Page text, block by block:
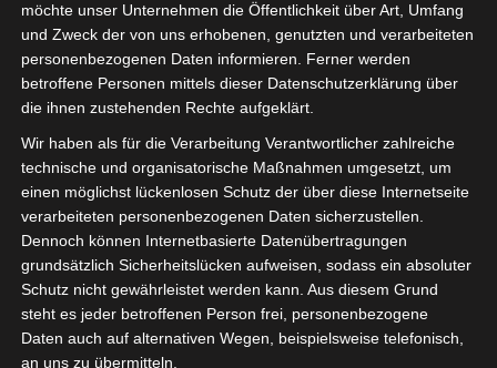
ist nicht gleich WLAN…“ ein. Unser Referent ist Herr Frank
Menne, Geschäftsführer der OctoGate IT Security
Systems GmbH.
Im Folgenden die Themen für das Webinar:
Was ist der DigitalPakt und welche
Voraussetzungen gibt es?
Sicheres WLAN mit integriertem Jugendschutz?
BYOD – Einbindung mobiler Endgeräte in den
Unterricht?
Der Vortrag dauert 30 Minuten. Anschließend haben Sie
ausreichend Zeit um Fragen zu stellen oder sich an
möchte unser Unternehmen die Öffentlichkeit über Art, Umfang
und Zweck der von uns erhobenen, genutzten und verarbeiteten
personenbezogenen Daten informieren. Ferner werden
betroffene Personen mittels dieser Datenschutzerklärung über
die ihnen zustehenden Rechte aufgeklärt.
Wir haben als für die Verarbeitung Verantwortlicher zahlreiche
technische und organisatorische Maßnahmen umgesetzt, um
einen möglichst lückenlosen Schutz der über diese Internetseite
verarbeiteten personenbezogenen Daten sicherzustellen.
Dennoch können Internetbasierte Datenübertragungen
grundsätzlich Sicherheitslücken aufweisen, sodass ein absoluter
Schutz nicht gewährleistet werden kann. Aus diesem Grund
steht es jeder betroffenen Person frei, personenbezogene
Daten auch auf alternativen Wegen, beispielsweise telefonisch,
an uns zu übermitteln.